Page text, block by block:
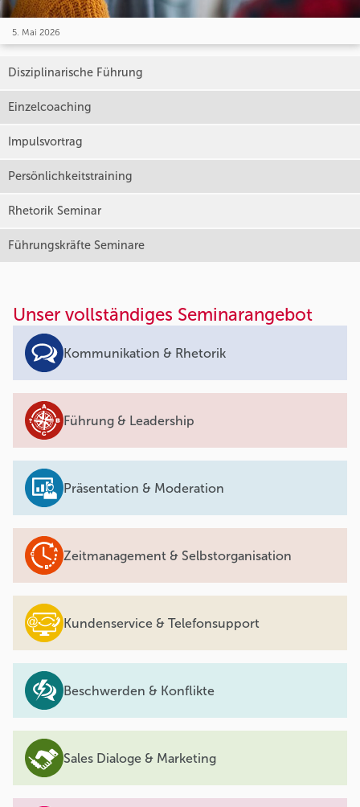
5. Mai 2026
Disziplinarische Führung
Einzelcoaching
Impulsvortrag
Persönlichkeitstraining
Rhetorik Seminar
Führungskräfte Seminare
Unser vollständiges Seminarangebot
Kommunikation & Rhetorik
Führung & Leadership
Präsentation & Moderation
Zeitmanagement & Selbstorganisation
Kundenservice & Telefonsupport
Beschwerden & Konflikte
Sales Dialoge & Marketing